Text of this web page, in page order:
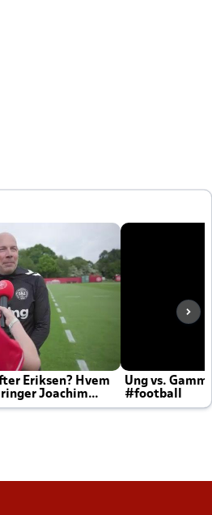
Eriksen? Hvem
Joachim
Ung vs.
#football